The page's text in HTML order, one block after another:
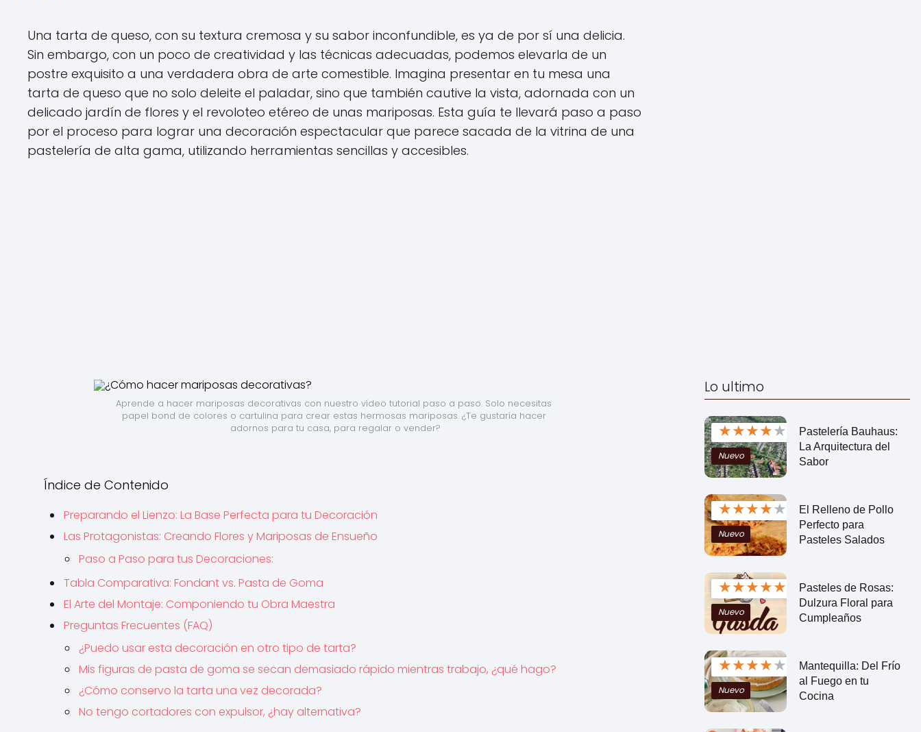
Una tarta de queso, con su textura cremosa y su sabor inconfundible, es ya de por sí una delicia.
Sin embargo, con un poco de creatividad y las técnicas adecuadas, podemos elevarla de un
postre exquisito a una verdadera obra de arte comestible. Imagina presentar en tu mesa una
tarta de queso que no solo deleite el paladar, sino que también cautive la vista, adornada con un
delicado jardín de flores y el revoloteo etéreo de unas mariposas. Esta guía te llevará paso a paso
por el proceso para lograr una decoración espectacular que parece sacada de la vitrina de una
pastelería de alta gama, utilizando herramientas sencillas y accesibles.
Aprende a hacer mariposas decorativas con nuestro vídeo tutorial paso a paso. Solo necesitas
papel bond de colores o cartulina para crear estas hermosas mariposas. ¿Te gustaría hacer
adornos para tu casa, para regalar o vender?
Índice de Contenido
Preparando el Lienzo: La Base Perfecta para tu Decoración
Las Protagonistas: Creando Flores y Mariposas de Ensueño
Paso a Paso para tus Decoraciones:
Tabla Comparativa: Fondant vs. Pasta de Goma
El Arte del Montaje: Componiendo tu Obra Maestra
Preguntas Frecuentes (FAQ)
¿Puedo usar esta decoración en otro tipo de tarta?
Mis figuras de pasta de goma se secan demasiado rápido mientras trabajo, ¿qué hago?
¿Cómo conservo la tarta una vez decorada?
No tengo cortadores con expulsor, ¿hay alternativa?
Lo ultimo
★★★★★
Nuevo
Pastelería Bauhaus:
La Arquitectura del
Sabor
★★★★★
Nuevo
El Relleno de Pollo
Perfecto para
Pasteles Salados
★★★★★
Nuevo
Pasteles de Rosas:
Dulzura Floral para
Cumpleaños
★★★★★
Nuevo
Mantequilla: Del Frío
al Fuego en tu
Cocina